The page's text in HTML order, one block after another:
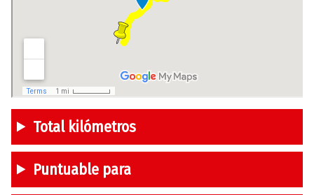
Total kilómetros
Puntuable para